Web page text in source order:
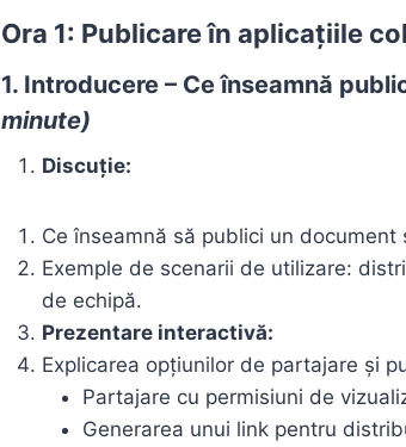
Ora 1: Publicare în aplicațiile
1. Introducere – Ce înseamnă
minute)
Discuție:
Ce înseamnă să publici un document
Exemple de scenarii de utilizare:
de echipă.
Prezentare interactivă:
Explicarea opțiunilor de partajare și
Partajare cu permisiuni de
Generarea unui link pentru